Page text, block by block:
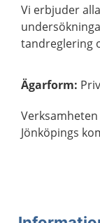
Vi erbjuder
tandreglering
Ägarform:
Jönköpings